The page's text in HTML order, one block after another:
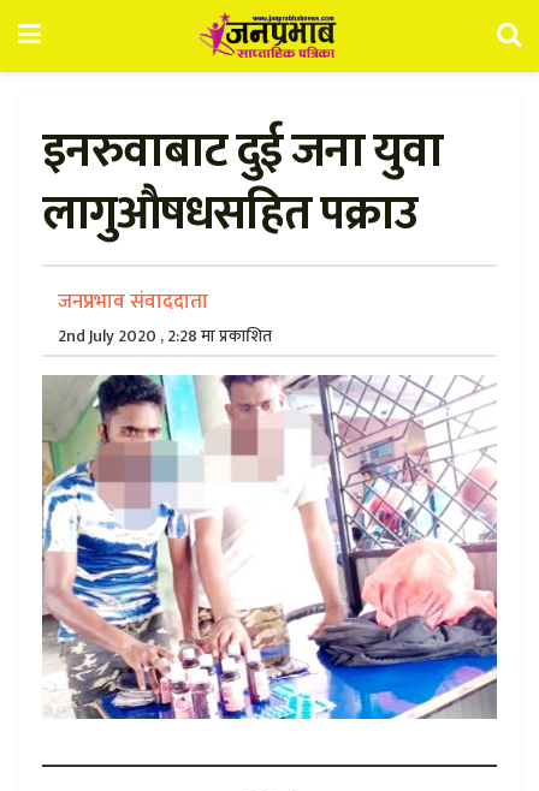
इनरुवाबाट दुई जना युवा
लागुऔषधसहित पक्राउ
जनप्रभाव संवाददाता
2nd July 2020 , 2:28 मा प्रकाशित